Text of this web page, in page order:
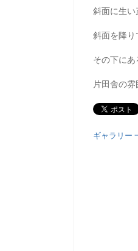
斜面に生い
斜面を降り
その下にあ
片田舎の
ギャラリー